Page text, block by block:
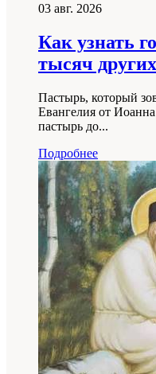
03 авг. 2026
Как узнать
тысяч
Пастырь, который
Евангелия от
пастырь до...
Подробнее